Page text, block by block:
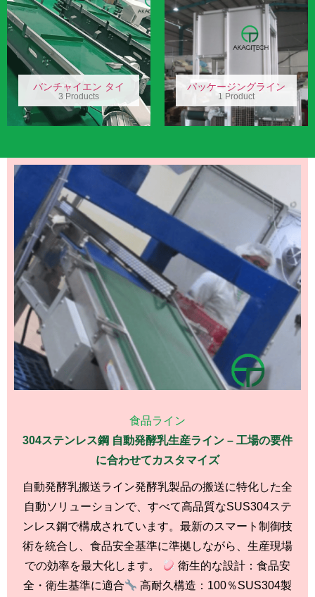
バンチャイエン タイ
3 Products
パッケージングライン
1 Product
食品ライン
304ステンレス鋼 自動発酵乳生産ライン – 工場の要件
に合わせてカスタマイズ
自動発酵乳搬送ライン発酵乳製品の搬送に特化した全
自動ソリューションで、すべて高品質なSUS304ステ
ンレス鋼で構成されています。最新のスマート制御技
術を統合し、食品安全基準に準拠しながら、生産現場
での効率を最大化します。
衛生的な設計：食品安
全・衛生基準に適合
高耐久構造：100％SUS304製